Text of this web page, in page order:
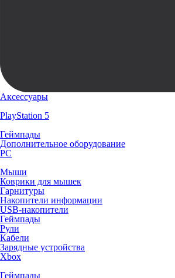
Аксессуары
PlayStation 5
Геймпады
Дополнительное оборудование
PC
Мыши
Коврики для мышек
Гарнитуры
Накопители информации
USB-накопители
Геймпады
Рули
Кабели
Зарядные устройства
Xbox
Геймпады